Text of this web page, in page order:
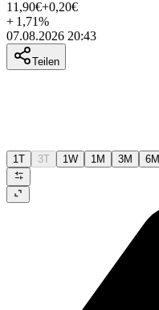
11,90€+0,20€
+ 1,71%
07.08.2026 20:43
Teilen
1T 3T 1W 1M 3M 6M